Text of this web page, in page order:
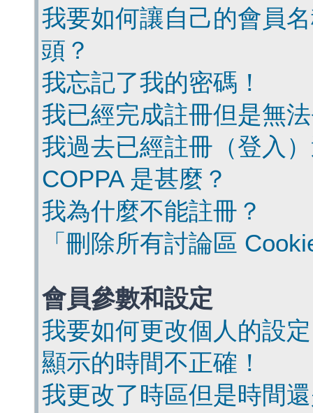
我要如何讓自己的會員
頭？
我忘記了我的密碼！
我已經完成註冊但是無
我過去已經註冊（登入
COPPA 是甚麼？
我為什麼不能註冊？
「刪除所有討論區
會員參數和設定
我要如何更改個人的設
顯示的時間不正確！
我更改了時區但是時間